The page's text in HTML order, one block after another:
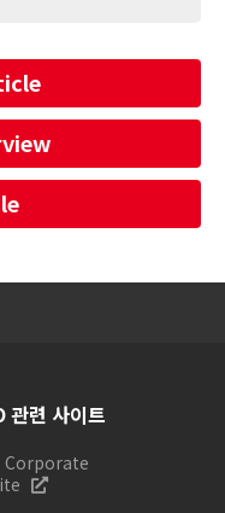
관련 사이트
Corporate